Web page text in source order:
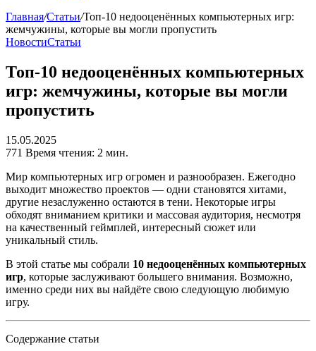
Главная/Статьи/Топ-10 недооценённых компьютерных игр:
жемчужины, которые вы могли пропустить
НовостиСтатьи
Топ-10 недооценённых компьютерных
игр: жемчужины, которые вы могли
пропустить
15.05.2025
771 Время чтения: 2 мин.
Мир компьютерных игр огромен и разнообразен. Ежегодно
выходит множество проектов — одни становятся хитами,
другие незаслуженно остаются в тени. Некоторые игры
обходят вниманием критики и массовая аудитория, несмотря
на качественный геймплей, интересный сюжет или
уникальный стиль.
В этой статье мы собрали 10 недооценённых компьютерных
игр, которые заслуживают большего внимания. Возможно,
именно среди них вы найдёте свою следующую любимую
игру.
Содержание статьи